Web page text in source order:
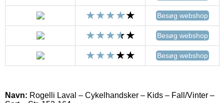
Besøg webshop
Besøg webshop
Besøg webshop
Navn: Rogelli Laval – Cykelhandsker – Kids – Fall/Vinter –